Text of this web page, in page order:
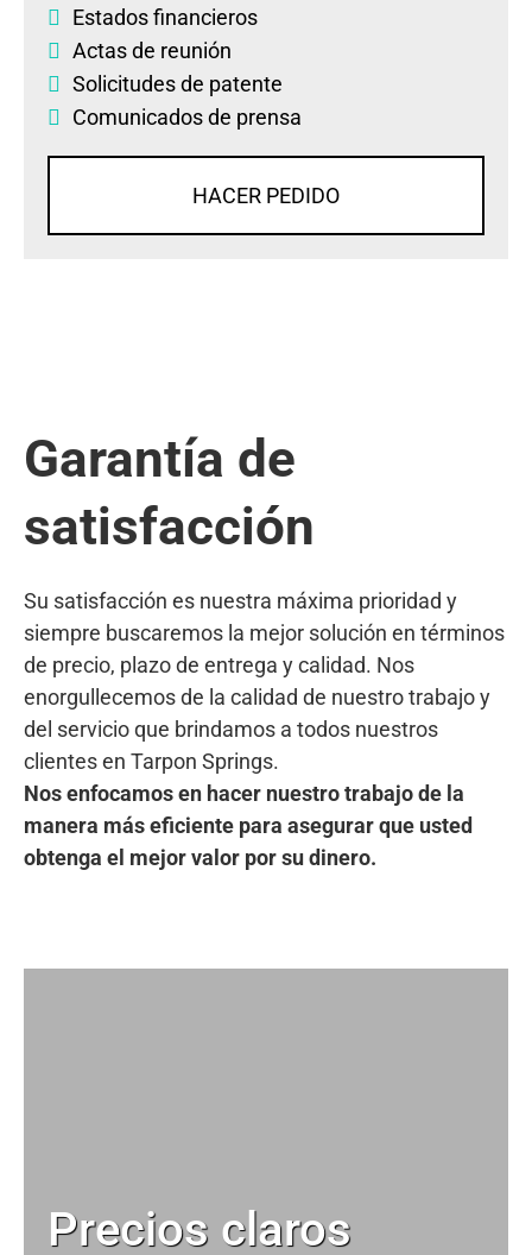
Estados financieros
Actas de reunión
Solicitudes de patente
Comunicados de prensa
HACER PEDIDO
Garantía de
satisfacción
Su satisfacción es nuestra máxima prioridad y
siempre buscaremos la mejor solución en términos
de precio, plazo de entrega y calidad. Nos
enorgullecemos de la calidad de nuestro trabajo y
del servicio que brindamos a todos nuestros
clientes en Tarpon Springs.
Nos enfocamos en hacer nuestro trabajo de la
manera más eficiente para asegurar que usted
obtenga el mejor valor por su dinero.
Precios claros